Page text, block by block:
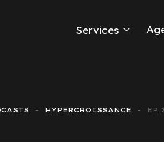
Services
E-commerce
HYPERCROISSANCE